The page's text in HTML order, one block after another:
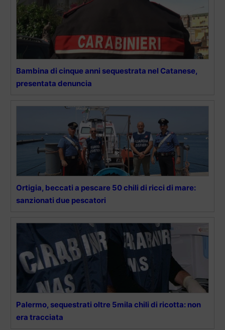
Bambina di cinque anni sequestrata nel Catanese,
presentata denuncia
Ortigia, beccati a pescare 50 chili di ricci di mare:
sanzionati due pescatori
Palermo, sequestrati oltre 5mila chili di ricotta: non
era tracciata